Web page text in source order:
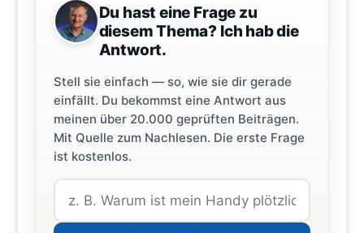
Du hast eine Frage zu
diesem Thema? Ich hab die
Antwort.
Stell sie einfach — so, wie sie dir gerade
einfällt. Du bekommst eine Antwort aus
meinen über 20.000 geprüften Beiträgen.
Mit Quelle zum Nachlesen. Die erste Frage
ist kostenlos.